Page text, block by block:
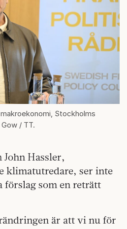
Stockholms
/ TT.
Hassler,
klimatutredare, ser inte
förslag som en reträtt
är att vi nu för